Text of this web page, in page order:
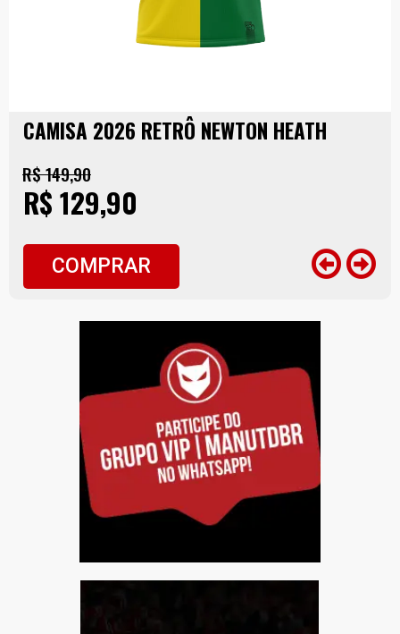
CAMISA 2026 RETRÔ NEWTON HEATH
R$ 149,90
R$ 129,90
COMPRAR